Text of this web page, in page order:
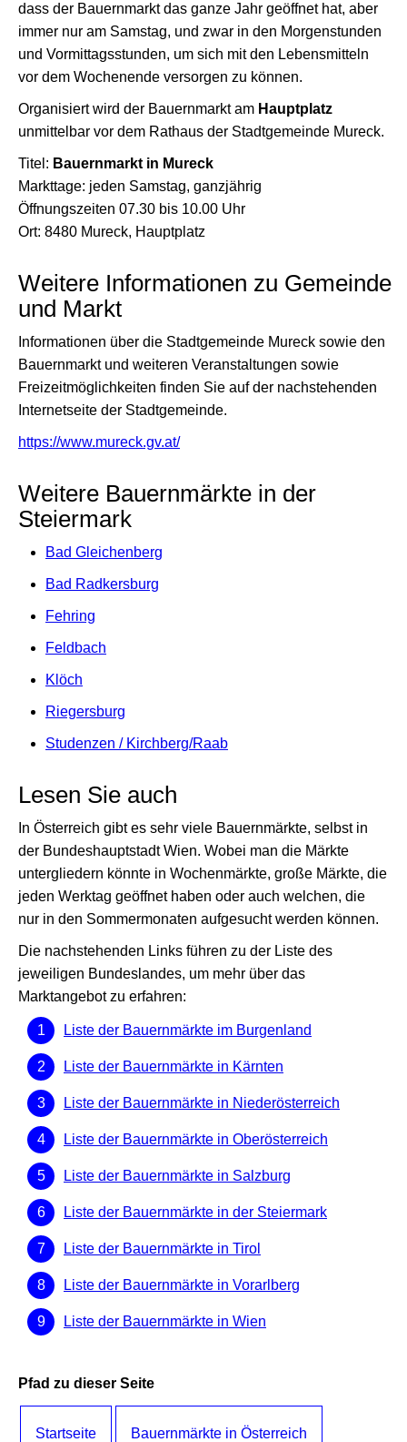
dass der Bauernmarkt das ganze Jahr geöffnet hat, aber
immer nur am Samstag, und zwar in den Morgenstunden
und Vormittagsstunden, um sich mit den Lebensmitteln
vor dem Wochenende versorgen zu können.
Organisiert wird der Bauernmarkt am Hauptplatz
unmittelbar vor dem Rathaus der Stadtgemeinde Mureck.
Titel: Bauernmarkt in Mureck
Markttage: jeden Samstag, ganzjährig
Öffnungszeiten 07.30 bis 10.00 Uhr
Ort: 8480 Mureck, Hauptplatz
Weitere Informationen zu Gemeinde
und Markt
Informationen über die Stadtgemeinde Mureck sowie den
Bauernmarkt und weiteren Veranstaltungen sowie
Freizeitmöglichkeiten finden Sie auf der nachstehenden
Internetseite der Stadtgemeinde.
https://www.mureck.gv.at/
Weitere Bauernmärkte in der
Steiermark
Bad Gleichenberg
Bad Radkersburg
Fehring
Feldbach
Klöch
Riegersburg
Studenzen / Kirchberg/Raab
Lesen Sie auch
In Österreich gibt es sehr viele Bauernmärkte, selbst in
der Bundeshauptstadt Wien. Wobei man die Märkte
untergliedern könnte in Wochenmärkte, große Märkte, die
jeden Werktag geöffnet haben oder auch welchen, die
nur in den Sommermonaten aufgesucht werden können.
Die nachstehenden Links führen zu der Liste des
jeweiligen Bundeslandes, um mehr über das
Marktangebot zu erfahren:
Liste der Bauernmärkte im Burgenland
Liste der Bauernmärkte in Kärnten
Liste der Bauernmärkte in Niederösterreich
Liste der Bauernmärkte in Oberösterreich
Liste der Bauernmärkte in Salzburg
Liste der Bauernmärkte in der Steiermark
Liste der Bauernmärkte in Tirol
Liste der Bauernmärkte in Vorarlberg
Liste der Bauernmärkte in Wien
Pfad zu dieser Seite
Startseite Bauernmärkte in Österreich